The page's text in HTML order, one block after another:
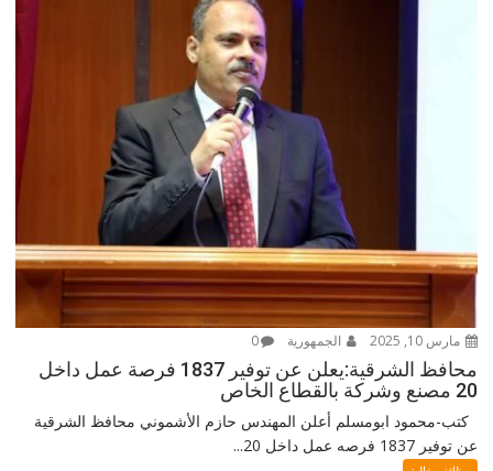
مارس 10, 2025 الجمهورية 0
محافظ الشرقية:يعلن عن توفير 1837 فرصة عمل داخل
20 مصنع وشركة بالقطاع الخاص
كتب-محمود ابومسلم أعلن المهندس حازم الأشموني محافظ الشرقية
عن توفير 1837 فرصه عمل داخل 20...